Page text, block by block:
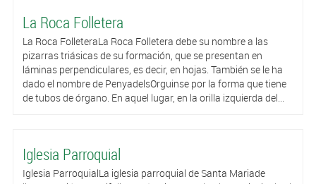
La Roca Folletera
La Roca FolleteraLa Roca Folletera debe su nombre a las
pizarras triásicas de su formación, que se presentan en
láminas perpendiculares, es decir, en hojas. También se le ha
dado el nombre de PenyadelsOrguinse por la forma que tiene
de tubos de órgano. En aquel lugar, en la orilla izquierda del...
Iglesia Parroquial
Iglesia ParroquialLa iglesia parroquial de Santa Mariade